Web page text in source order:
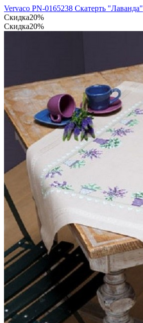
Vervaco PN-0165238 Скатерть "Лаванда"
Скидка20%
Скидка20%